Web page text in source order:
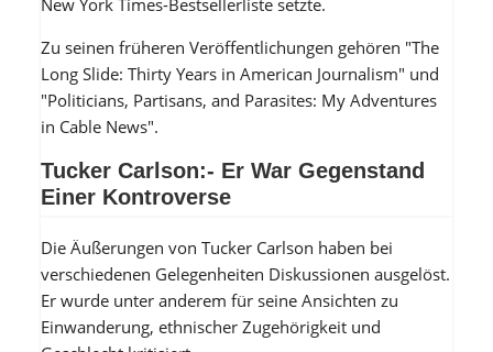
Zu seinen früheren Veröffentlichungen gehören "The
Long Slide: Thirty Years in American Journalism" und
"Politicians, Partisans, and Parasites: My Adventures
in Cable News".
Tucker Carlson:- Er War Gegenstand
Einer Kontroverse
Die Äußerungen von Tucker Carlson haben bei
verschiedenen Gelegenheiten Diskussionen ausgelöst.
Er wurde unter anderem für seine Ansichten zu
Einwanderung, ethnischer Zugehörigkeit und